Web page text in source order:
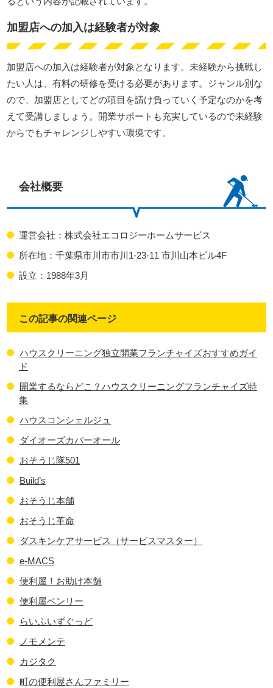
加盟店への加入は経験者が対象
加盟店への加入は経験者が対象となります。未経験から挑戦し
たい人は、有料の研修を受ける必要があります。ジャンル別な
ので、加盟店としてどの項目を請け負っていく予定なのかを考
えて受講しましょう。開業サポートも充実しているので未経験
からでもチャレンジしやすい環境です。
会社概要
運営会社：株式会社エコロジーホームサービス
所在地：千葉県市川市市川1-23-11 市川山本ビル4F
設立：1988年3月
この記事の関連ページ
ハウスクリーニング独立開業フランチャイズおすすめガイ
ド
開業するならどこ？ハウスクリーニングフランチャイズ特
集
ハウスコンシェルジュ
ダイオーズカバーオール
おそうじ隊501
Build’s
おそうじ本舗
おそうじ革命
ダスキンケアサービス（サービスマスター）
e-MACS
便利屋！お助け本舗
便利屋ベンリー
らいふいずぐっど
ノモメンテ
カジタク
町の便利屋さんファミリー